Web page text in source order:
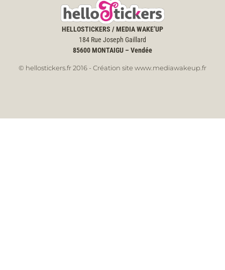
HELLOSTICKERS / MEDIA WAKE’UP
184 Rue Joseph Gaillard
85600MONTAIGU – Vendée
© hellostickers.fr 2016 - Création site www.mediawakeup.fr